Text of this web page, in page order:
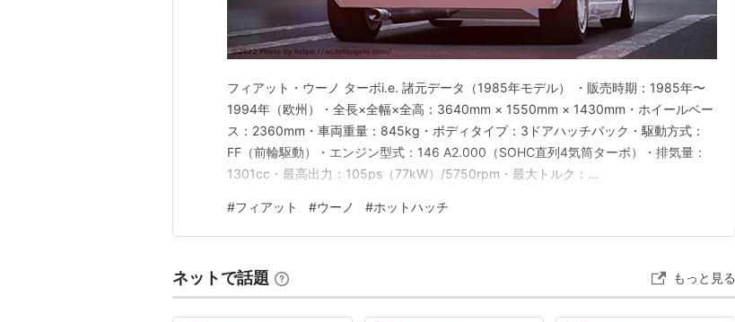
フィアット・ウーノ ターボi.e. 諸元データ（1985年モデル） ・販売時期：1985年〜
1994年（欧州）・全長×全幅×全高：3640mm × 1550mm × 1430mm・ホイールベー
ス：2360mm・車両重量：845kg・ボディタイプ：3ドアハッチバック・駆動方式：
FF（前輪駆動）・エンジン型式：146 A2.000（SOHC直列4気筒ターボ）・排気量：
1301cc・最高出力：105ps（77kW）/5750rpm・最大トルク：
ン：前：マクファーソンストラット / 後：トレーリングアーム・ブ…
#フィアット #ウーノ #ホットハッチ
ネットで話題 もっと見る